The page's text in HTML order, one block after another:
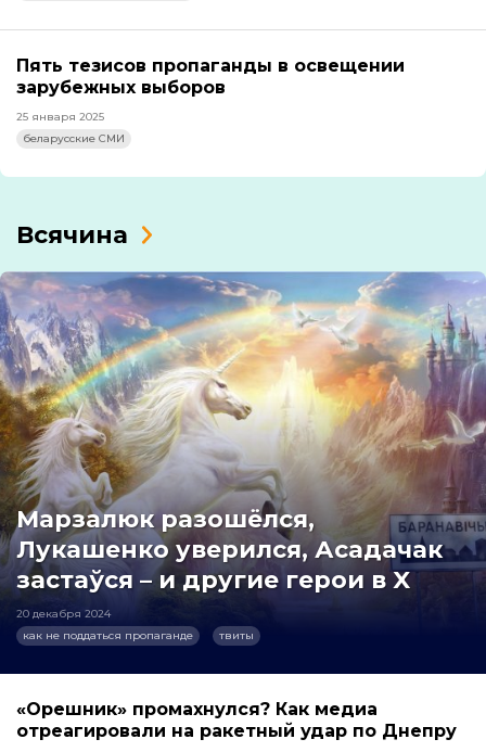
Пять тезисов пропаганды в освещении
зарубежных выборов
25 января 2025
беларусские СМИ
Всячина
Марзалюк разошёлся,
Лукашенко уверился, Асадачак
застаўся – и другие герои в X
20 декабря 2024
как не поддаться пропаганде
твиты
«Орешник» промахнулся? Как медиа
отреагировали на ракетный удар по Днепру